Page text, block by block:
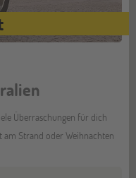
Überraschungen für dich
Strand oder Weihnachten